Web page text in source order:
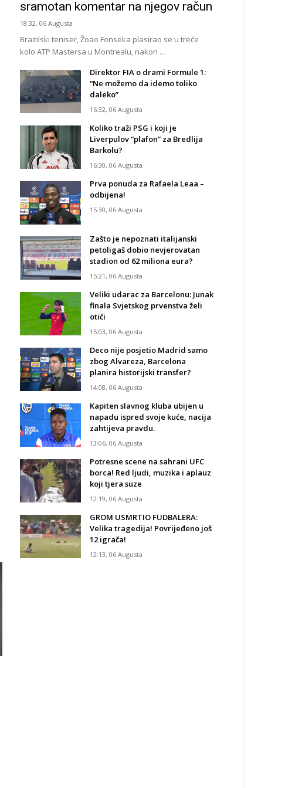
sramotan komentar na njegov račun
18:32, 06 Augusta
Brazilski teniser, Žoao Fonseka plasirao se u treće
kolo ATP Mastersa u Montrealu, nakon …
Direktor FIA o drami Formule 1:
“Ne možemo da idemo toliko
daleko”
16:32, 06 Augusta
Koliko traži PSG i koji je
Liverpulov “plafon” za Bredlija
Barkolu?
16:30, 06 Augusta
Prva ponuda za Rafaela Leaa –
odbijena!
15:30, 06 Augusta
Zašto je nepoznati italijanski
petoligaš dobio nevjerovatan
stadion od 62 miliona eura?
15:21, 06 Augusta
Veliki udarac za Barcelonu: Junak
finala Svjetskog prvenstva želi
otići
15:03, 06 Augusta
Deco nije posjetio Madrid samo
zbog Alvareza, Barcelona
planira historijski transfer?
14:08, 06 Augusta
Kapiten slavnog kluba ubijen u
napadu ispred svoje kuće, nacija
zahtijeva pravdu.
13:06, 06 Augusta
Potresne scene na sahrani UFC
borca! Red ljudi, muzika i aplauz
koji tjera suze
12:19, 06 Augusta
GROM USMRTIO FUDBALERA:
Velika tragedija! Povrijeđeno još
12 igrača!
12:13, 06 Augusta